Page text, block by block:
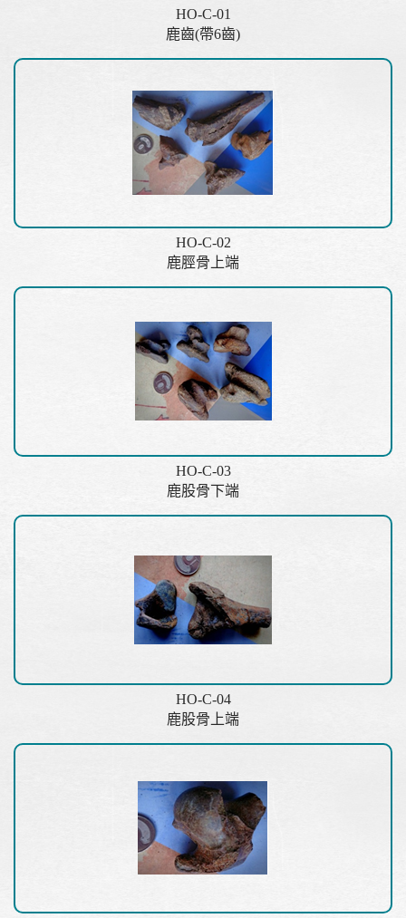
HO-C-01
鹿齒(帶6齒)
HO-C-02
鹿脛骨上端
HO-C-03
鹿股骨下端
HO-C-04
鹿股骨上端